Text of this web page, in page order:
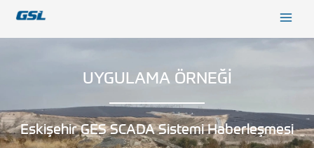
UYGULAMA ÖRNEĞİ
Eskişehir GES ​SCADA Sistemi Haberleşmesi